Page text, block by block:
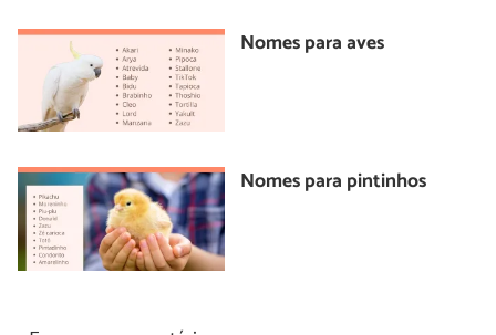
Nomes para aves
Nomes para pintinhos